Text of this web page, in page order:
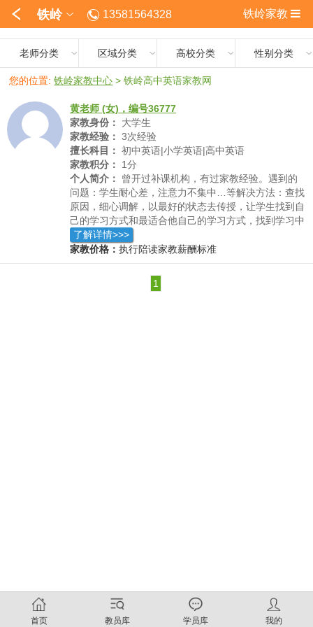
铁岭 13581564328 铁岭家教
老师分类 区域分类 高校分类 性别分类
您的位置:铁岭家教中心 >铁岭高中英语家教网
黄老师 (女)，编号36777
家教身份：
大学生
家教经验： 3次经验
擅长科目： 初中英语|小学英语|高中英语
家教积分：
1分
个人简介：
曾开过补课机构，有过家教经验。遇到的
问题：学生耐心差，注意力不集中…等解决方法：查找
原因，细心调解，以最好的状态去传授，让学生找到自
己的学习方式和最适合他自己的学习方式，找到学习中
的乐趣。效果：增强学生的耐心性和注意力，更喜欢学
习，上课效率也提高了。
了解详情>>>
家教价格： 执行陪读家教薪酬标准
1
首页 教员库 学员库 我的